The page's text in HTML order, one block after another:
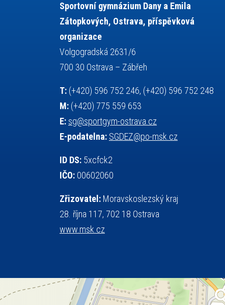
snowboarding
soutěže
sportem bavíme ostravu
sportovní gymnastika
squash stolní tenis
talentová zkouška
tanec
teorie sportovní přípravy
tělesná výchova
událost
volejbal vybavení
vzpírání
výběrové řízení
všesportovní výcvikový kurz
zápas řeckořímský
český jazyk
Sportovní gymnázium Dany a Emila
Zátopkových, Ostrava, příspěvková
organizace
Volgogradská 2631/6
700 30 Ostrava – Zábřeh
T: (+420) 596 752 246, (+420) 596 752 248
M: (+420) 775 559 653
E: sg@sportgym-ostrava.cz
E-podatelna: SGDEZ@po-msk.cz
ID DS: 5xcfck2
IČO: 00602060
Zřizovatel: Moravskoslezský kraj
28. října 117, 702 18 Ostrava
www.msk.cz